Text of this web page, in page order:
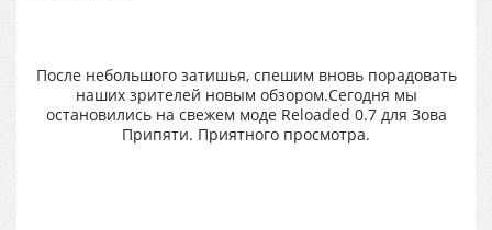
После небольшого затишья, спешим вновь порадовать
наших зрителей новым обзором.Сегодня мы
остановились на свежем моде Reloaded 0.7 для Зова
Припяти. Приятного просмотра.